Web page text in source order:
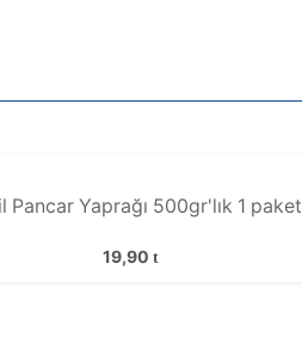
Pancar Yaprağı 500gr'lık 1 paket
19,90